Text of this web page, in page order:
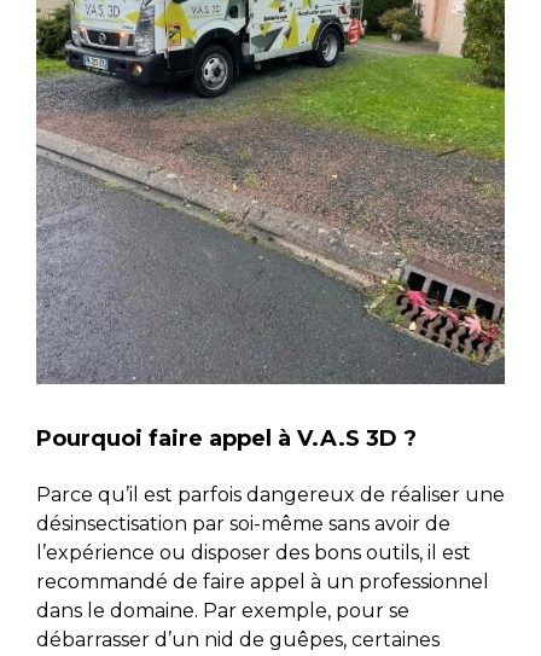
Pourquoi faire appel à V.A.S 3D ?
Parce qu’il est parfois dangereux de réaliser une
désinsectisation par soi-même sans avoir de
l’expérience ou disposer des bons outils, il est
recommandé de faire appel à un professionnel
dans le domaine. Par exemple, pour se
débarrasser d’un nid de guêpes, certaines